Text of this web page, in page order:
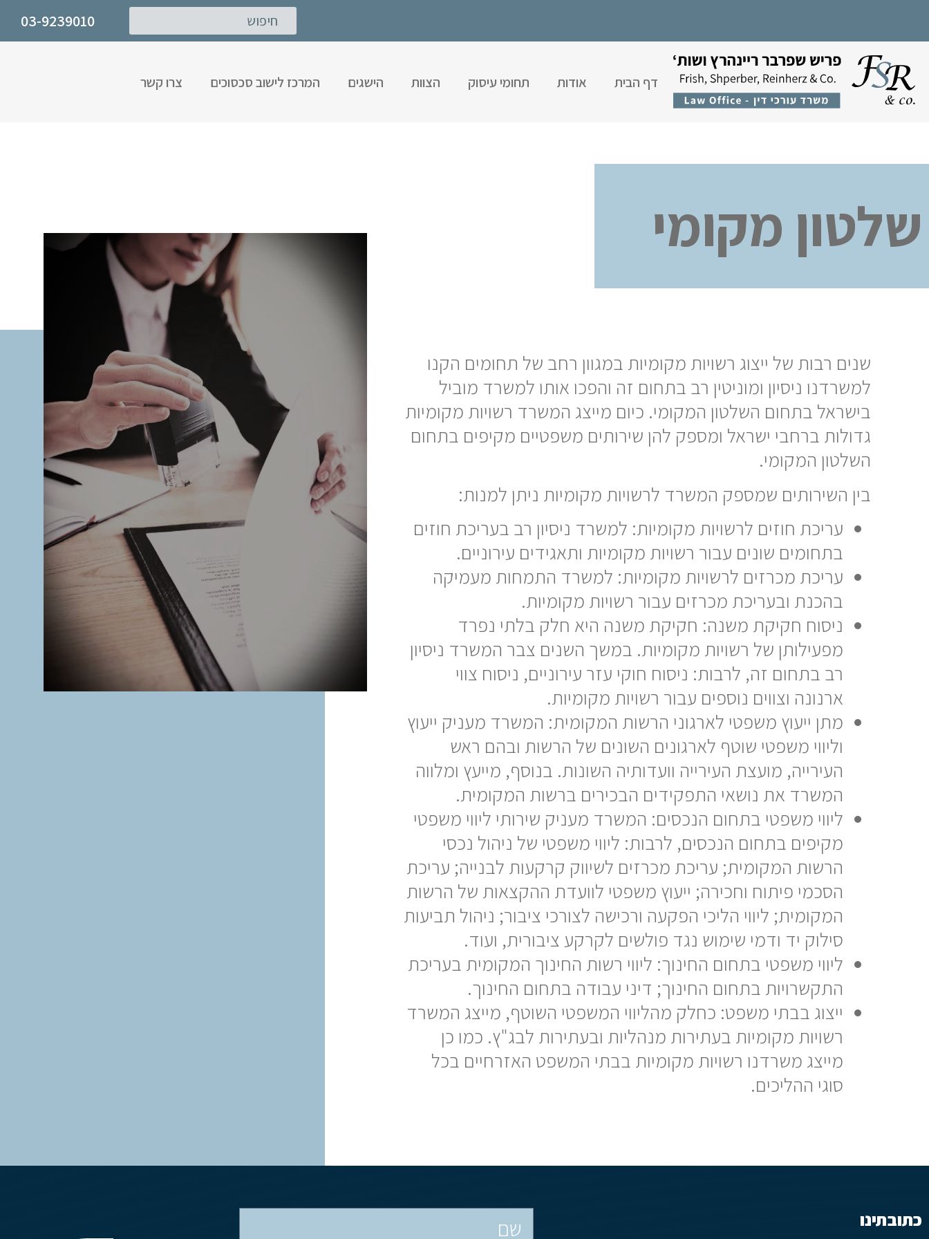
03-9239010
דף הבית אודות תחומי עיסוק הצוות הישגים המרכז לישוב סכסוכים צרו קשר
שלטון מקומי
שנים רבות של ייצוג רשויות מקומיות במגוון רחב של תחומים הקנו
למשרדנו ניסיון ומוניטין רב בתחום זה והפכו אותו למשרד מוביל
בישראל בתחום השלטון המקומי. כיום מייצג המשרד רשויות מקומיות
גדולות ברחבי ישראל ומספק להן שירותים משפטיים מקיפים בתחום
השלטון המקומי.
בין השירותים שמספק המשרד לרשויות מקומיות ניתן למנות:
עריכת חוזים לרשויות מקומיות: למשרד ניסיון רב בעריכת חוזים
בתחומים שונים עבור רשויות מקומיות ותאגידים עירוניים.
עריכת מכרזים לרשויות מקומיות: למשרד התמחות מעמיקה
בהכנת ובעריכת מכרזים עבור רשויות מקומיות.
ניסוח חקיקת משנה: חקיקת משנה היא חלק בלתי נפרד
מפעילותן של רשויות מקומיות. במשך השנים צבר המשרד ניסיון
רב בתחום זה, לרבות: ניסוח חוקי עזר עירוניים, ניסוח צווי
ארנונה וצווים נוספים עבור רשויות מקומיות.
מתן ייעוץ משפטי לארגוני הרשות המקומית: המשרד מעניק ייעוץ
וליווי משפטי שוטף לארגונים השונים של הרשות ובהם ראש
העירייה, מועצת העירייה וועדותיה השונות. בנוסף, מייעץ ומלווה
המשרד את נושאי התפקידים הבכירים ברשות המקומית.
ליווי משפטי בתחום הנכסים: המשרד מעניק שירותי ליווי משפטי
מקיפים בתחום הנכסים, לרבות: ליווי משפטי של ניהול נכסי
הרשות המקומית; עריכת מכרזים לשיווק קרקעות לבנייה; עריכת
הסכמי פיתוח וחכירה; ייעוץ משפטי לוועדת ההקצאות של הרשות
המקומית; ליווי הליכי הפקעה ורכישה לצורכי ציבור; ניהול תביעות
סילוק יד ודמי שימוש נגד פולשים לקרקע ציבורית, ועוד.
ליווי משפטי בתחום החינוך: ליווי רשות החינוך המקומית בעריכת
התקשרויות בתחום החינוך; דיני עבודה בתחום החינוך.
ייצוג בבתי משפט: כחלק מהליווי המשפטי השוטף, מייצג המשרד
רשויות מקומיות בעתירות מנהליות ובעתירות לבג"ץ. כמו כן
מייצג משרדנו רשויות מקומיות בבתי המשפט האזרחיים בכל
סוגי ההליכים.
כתובתינו